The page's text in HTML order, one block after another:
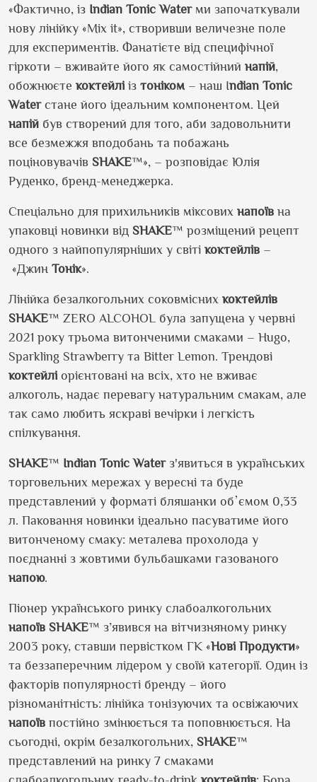
«Фактично, із Indian Tonic Waterми започаткували
нову лінійку «Mix it», створивши величезне поле
для експериментів. Фанатієте від специфічної
гіркоти – вживайте його як самостійний напій,
обожнюєте коктейлі із тоніком – наш Indian Tonic
Waterстане його ідеальним компонентом. Цей
напій був створений для того, аби задовольнити
все безмежжя вподобань та побажань
поціновувачів SHAKE™», – розповідає Юлія
Руденко, бренд-менеджерка.
Спеціально для прихильників міксових напоїв на
упаковці новинки від SHAKE™ розміщений рецепт
одного з найпопулярніших у світі коктейлів –
«Джин Тонік».
Лінійка безалкогольних соковмісних коктейлів
SHAKE™ ZERO ALCOHOL була запущена у червні
2021 року трьома витонченими смаками – Hugo,
Sparkling Strawberry та Bitter Lemon. Трендові
коктейлі орієнтовані на всіх, хто не вживає
алкоголь, надає перевагу натуральним смакам, але
так само любить яскраві вечірки і легкість
спілкування.
SHAKE™ Indian Tonic Water з'явиться в українських
торговельних мережах у вересні та буде
представлений у форматі бляшанки обʼємом 0,33
л. Паковання новинки ідеально пасуватиме його
витонченому смаку: металева прохолода у
поєднанні з жовтими бульбашками газованого
напою.
Піонер українського ринку слабоалкогольних
напоїв SHAKE™ з’явився на вітчизняному ринку
2003 року, ставши первістком ГК «Нові Продукти»
та беззаперечним лідером у своїй категорії. Один із
факторів популярності бренду – його
різноманітність: лінійка тонізуючих та освіжаючих
напоїв постійно змінюється та поповнюється. На
сьогодні, окрім безалкогольних, SHAKE™
представлений на ринку 7 смаками